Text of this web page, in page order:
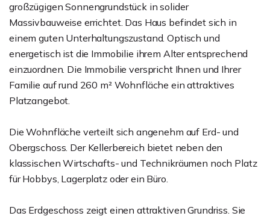
großzügigen Sonnengrundstück in solider
Massivbauweise errichtet. Das Haus befindet sich in
einem guten Unterhaltungszustand. Optisch und
energetisch ist die Immobilie ihrem Alter entsprechend
einzuordnen. Die Immobilie verspricht Ihnen und Ihrer
Familie auf rund 260 m² Wohnfläche ein attraktives
Platzangebot.
Die Wohnfläche verteilt sich angenehm auf Erd- und
Obergschoss. Der Kellerbereich bietet neben den
klassischen Wirtschafts- und Technikräumen noch Platz
für Hobbys, Lagerplatz oder ein Büro.
Das Erdgeschoss zeigt einen attraktiven Grundriss. Sie